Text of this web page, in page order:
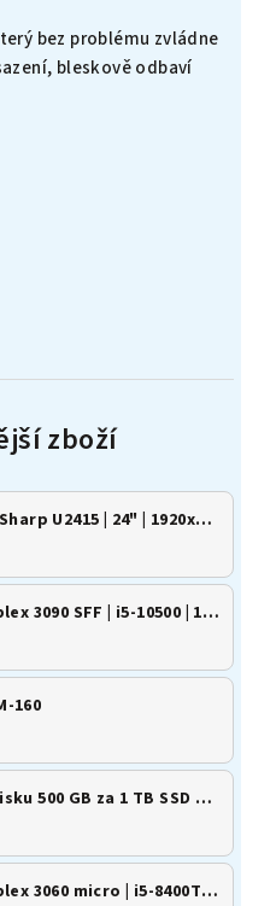
bez problému zvládne
bleskově odbaví
Dell UltraSharp U2415 | 24" | 1920x1200 | 16:10 | IPS
Dell Optiplex 3090 SFF | i5-10500 | 16GB | 500GB SSD | Win 11
160
Výměna disku 500 GB za 1 TB SSD M.2 NVMe
Dell Optiplex 3060 micro | i5-8400T | 8GB | 256GB SSD | Win 11